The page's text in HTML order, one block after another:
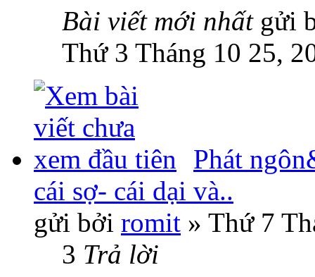
Bài viết mới nhất gửi
Thứ 3 Tháng 10 25,
Phát
cái sợ- cái dại và..
gửi bởi romit » Thứ 7
3 Trả lời